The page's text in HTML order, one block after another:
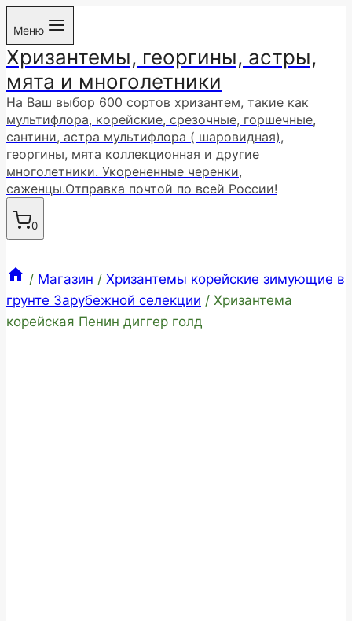
Перейти
содержимому
Меню
Хризантемы, георгины, астры,
мята и многолетники
На Ваш выбор 600 сортов хризантем, такие как
мультифлора, корейские, срезочные, горшечные,
сантини, астра мультифлора ( шаровидная),
георгины, мята коллекционная и другие
многолетники. Укорененные черенки,
саженцы.Отправка почтой по всей России!
0
/ Магазин / Хризантемы корейские зимующие в
грунте Зарубежной селекции / Хризантема
корейская Пенин диггер голд